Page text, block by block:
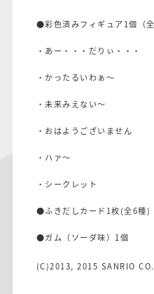
●彩色済みフィギュア1個（全
・あー・・・だりぃ・・・
・かったるいわぁ～
・未来みえない～
・おはようございません
・ハァ～
・シークレット
●ふきだしカード1枚(全6種)
●ガム（ソーダ味）1個
(C)2013, 2015 SANRIO